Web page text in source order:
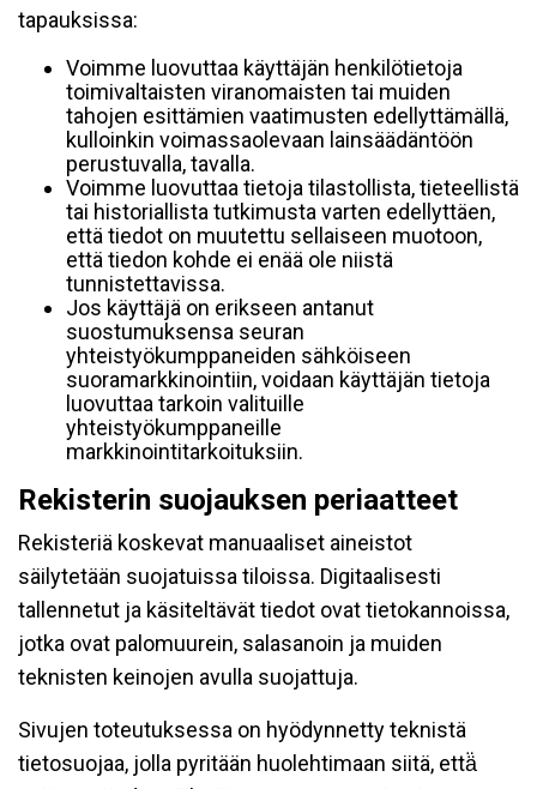
tapauksissa:
Voimme luovuttaa käyttäjän henkilötietoja
toimivaltaisten viranomaisten tai muiden
tahojen esittämien vaatimusten edellyttämällä,
kulloinkin voimassaolevaan lainsäädäntöön
perustuvalla, tavalla.
Voimme luovuttaa tietoja tilastollista, tieteellistä
tai historiallista tutkimusta varten edellyttäen,
että tiedot on muutettu sellaiseen muotoon,
että tiedon kohde ei enää ole niistä
tunnistettavissa.
Jos käyttäjä on erikseen antanut
suostumuksensa seuran
yhteistyökumppaneiden sähköiseen
suoramarkkinointiin, voidaan käyttäjän tietoja
luovuttaa tarkoin valituille
yhteistyökumppaneille
markkinointitarkoituksiin.
Rekisterin suojauksen periaatteet
Rekisteriä koskevat manuaaliset aineistot
säilytetään suojatuissa tiloissa. Digitaalisesti
tallennetut ja käsiteltävät tiedot ovat tietokannoissa,
jotka ovat palomuurein, salasanoin ja muiden
teknisten keinojen avulla suojattuja.
Sivujen toteutuksessa on hyödynnetty teknistä
tietosuojaa, jolla pyritään huolehtimaan siitä, että̈